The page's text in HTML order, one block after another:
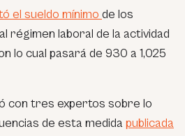
el sueldo mínimo de los
régimen laboral de la actividad
lo cual pasará de 930 a 1,025
con tres expertos sobre lo
de esta medida publicada